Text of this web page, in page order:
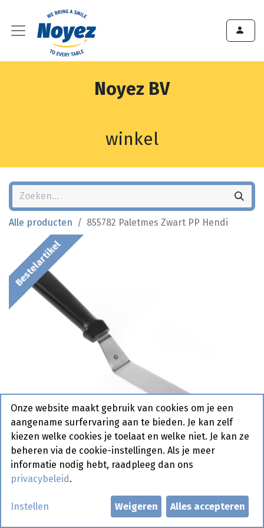
Noyez BV
winkel
Alle producten 855782 Paletmes Zwart PP Hendi
Bestelartikel
855782 Paletmes Zwart PP
Hendi
Onze website maakt gebruik van cookies om je een
aangename surfervaring aan te bieden. Je kan zelf
kiezen welke cookies je toelaat en welke niet. Je kan ze
beheren via de cookie-instellingen. Als je meer
informatie nodig hebt, raadpleeg dan ons
privacybeleid .
Instellen Weigeren Alles accepteren